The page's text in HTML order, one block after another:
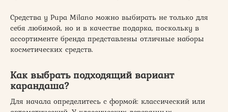
Средства у Pupa Milano можно выбирать не только для
себя любимой, но и в качестве подарка, поскольку в
ассортименте бренда представлены отличные наборы
косметических средств.
Как выбрать подходящий вариант
карандаша?
Для начала определитесь с формой: классический или